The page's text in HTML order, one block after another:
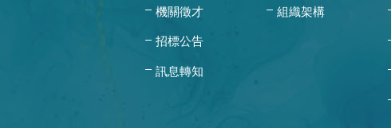
機關徵才
招標公告
訊息轉知
組織架構